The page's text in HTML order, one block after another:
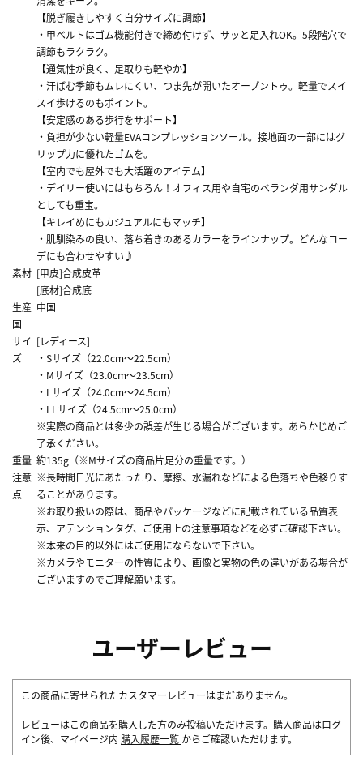
【脱ぎ履きしやすく自分サイズに調節】
・甲ベルトはゴム機能付きで締め付けず、サッと足入れOK。5段階穴で
調節もラクラク。
【通気性が良く、足取りも軽やか】
・汗ばむ季節もムレにくい、つま先が開いたオープントゥ。軽量でスイ
スイ歩けるのもポイント。
【安定感のある歩行をサポート】
・負担が少ない軽量EVAコンプレッションソール。接地面の一部にはグ
リップ力に優れたゴムを。
【室内でも屋外でも大活躍のアイテム】
・デイリー使いにはもちろん！オフィス用や自宅のベランダ用サンダル
としても重宝。
【キレイめにもカジュアルにもマッチ】
・肌馴染みの良い、落ち着きのあるカラーをラインナップ。どんなコー
デにも合わせやすい♪
素材 [甲皮]合成皮革
[底材]合成底
生産
国
中国
サイ
ズ
[レディース]
・Sサイズ（22.0cm～22.5cm）
・Mサイズ（23.0cm～23.5cm）
・Lサイズ（24.0cm～24.5cm）
・LLサイズ（24.5cm～25.0cm）
※実際の商品とは多少の誤差が生じる場合がございます。あらかじめご
了承ください。
重量 約135g（※Mサイズの商品片足分の重量です。）
注意
点
※長時間日光にあたったり、摩擦、水漏れなどによる色落ちや色移りす
ることがあります。
※お取り扱いの際は、商品やパッケージなどに記載されている品質表
示、アテンションタグ、ご使用上の注意事項などを必ずご確認下さい。
※本来の目的以外にはご使用にならないで下さい。
※カメラやモニターの性質により、画像と実物の色の違いがある場合が
ございますのでご理解願います。
ユーザーレビュー
この商品に寄せられたカスタマーレビューはまだありません。
レビューはこの商品を購入した方のみ投稿いただけます。購入商品はログ
イン後、マイページ内 購入履歴一覧 からご確認いただけます。